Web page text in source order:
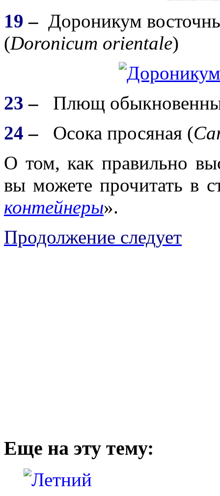
19 – Дороникум
(Doronicum orientale)
23 – Плющ
24 – Осока просяная (
О том, как правильно
вы можете прочитать в
контейнеры».
Продолжение следует
Еще на эту тему: